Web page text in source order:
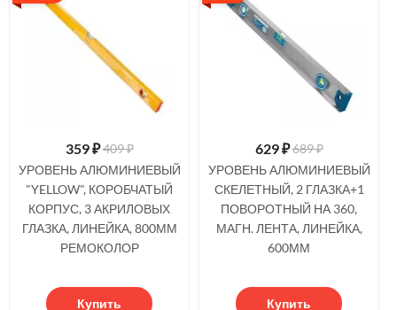
359₽409 ₽
УРОВЕНЬ АЛЮМИНИЕВЫЙ
"YELLOW", КОРОБЧАТЫЙ
КОРПУС, 3 АКРИЛОВЫХ
ГЛАЗКА, ЛИНЕЙКА, 800ММ
РЕМОКОЛОР
Купить
629₽689 ₽
УРОВЕНЬ АЛЮМИНИЕВЫЙ
СКЕЛЕТНЫЙ, 2 ГЛАЗКА+1
ПОВОРОТНЫЙ НА 360,
МАГН. ЛЕНТА, ЛИНЕЙКА,
600ММ
Купить